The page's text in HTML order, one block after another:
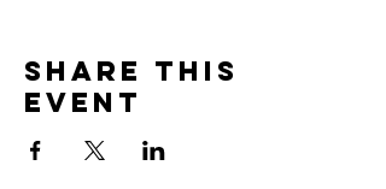
Share this
event